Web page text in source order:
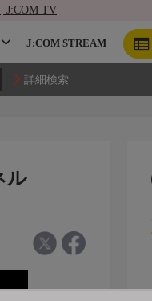
J:COM TV
J:COM STREAM
詳細検索
ル